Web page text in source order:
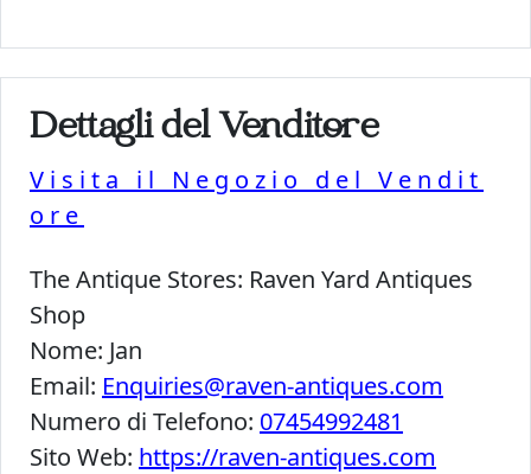
Dettagli del Venditore
Visita il Negozio del Vendit
ore
The Antique Stores: Raven Yard Antiques
Shop
Nome: Jan
Email: Enquiries@raven-antiques.com
Numero di Telefono: 07454992481
Sito Web: https://raven-antiques.com